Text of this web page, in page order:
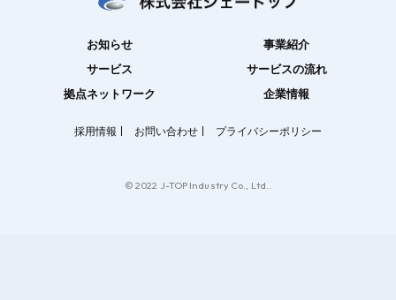
お知らせ
事業紹介
サービス
サービスの流れ
拠点ネットワーク
企業情報
採用情報 お問い合わせ プライバシーポリシー
© 2022 J-TOP Industry Co., Ltd..